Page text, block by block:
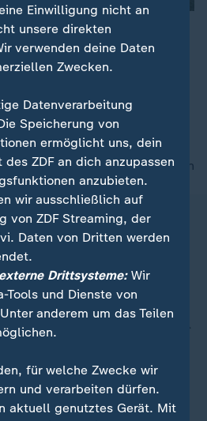
Extremisten bedroht. Um
sich in den USA immer
und Transsexuelle an der
nach oben
Einwilligung nicht an
unsere direkten
verwenden deine Daten
Zwecken.
Datenverarbeitung
Speicherung von
ermöglicht uns, dein
ZDF an dich anzupassen
anzubieten.
wir ausschließlich auf
von ZDF Streaming, der
Daten von Dritten werden
Drittsysteme:Wir
Tools und Dienste von
anderem um das Teilen
für welche Zwecke wir
und verarbeiten dürfen.
aktuell genutztes Gerät. Mit